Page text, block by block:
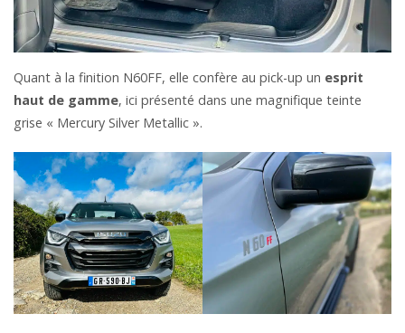
Quant à la finition N60FF, elle confère au pick-up un esprit
haut de gamme, ici présenté dans une magnifique teinte
grise « Mercury Silver Metallic ».